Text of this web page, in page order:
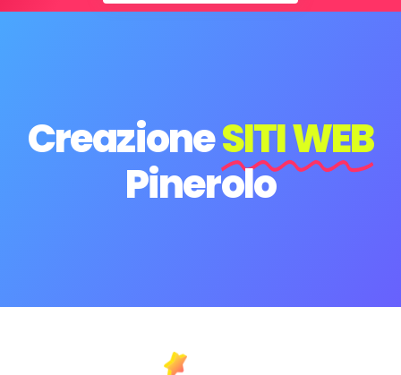
CreazioneSITI WEB
Pinerolo